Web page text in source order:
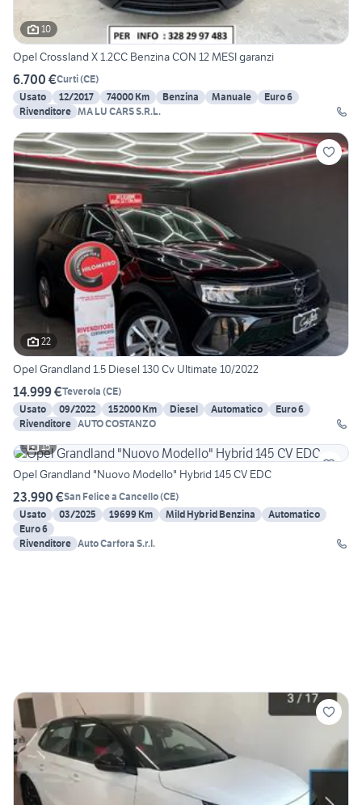
10
Opel Crossland X 1.2CC Benzina CON 12 MESI garanzi
6.700 €Curti(CE)
Usato
12/2017 74000 Km Benzina Manuale
Euro 6
Rivenditore MA LU CARS S.R.L.
22
Opel Grandland 1.5 Diesel 130 Cv Ultimate 10/2022
14.999 €Teverola (CE)
Usato
09/2022 152000 Km Diesel Automatico
Euro 6
Rivenditore AUTO COSTANZO
15
Opel Grandland "Nuovo Modello" Hybrid 145 CV EDC
23.990 €San Felice a Cancello(CE)
Usato
03/2025 19699 Km Mild Hybrid Benzina
Automatico
Euro 6
Rivenditore Auto Carfora S.r.l.